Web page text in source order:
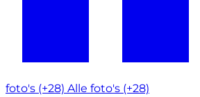
foto's (+28) Alle foto's (+28)